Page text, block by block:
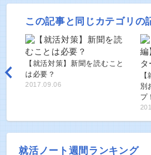
この記事と同じカテゴリの
【就活対策】新聞を読むこと
は必要？
2017.09.06
別
プ！
就活ノート週間ランキング